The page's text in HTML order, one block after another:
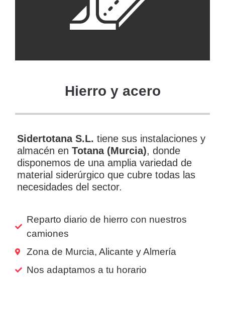
Hierro y acero
Sidertotana S.L. tiene sus instalaciones y
almacén en Totana (Murcia), donde
disponemos de una amplia variedad de
material siderúrgico que cubre todas las
necesidades del sector.
Reparto diario de hierro con nuestros
camiones
Zona de Murcia, Alicante y Almería
Nos adaptamos a tu horario